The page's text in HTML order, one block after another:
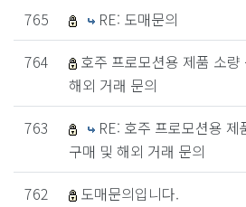
765
RE: 도매문의
764
호주 프로모션용 제품 소량
해외 거래 문의
763
RE: 호주 프로모션용 제
구매 및 해외 거래 문의
762 도매문의입니다.